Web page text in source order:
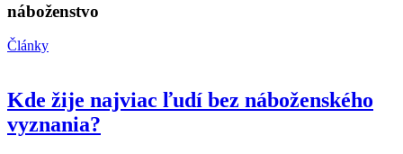
náboženstvo
Články
Kde žije najviac ľudí bez náboženského
vyznania?